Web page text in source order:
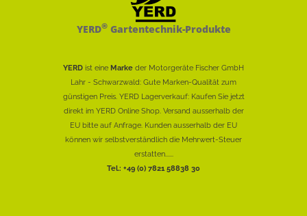
YERD®Gartentechnik-Produkte
YERD ist eine Marke der Motorgeräte Fischer GmbH
Lahr - Schwarzwald: Gute Marken-Qualität zum
günstigen Preis. YERD Lagerverkauf: Kaufen Sie jetzt
direkt im YERD Online Shop. Versand ausserhalb der
EU bitte auf Anfrage. Kunden ausserhalb der EU
können wir selbstverständlich die Mehrwert-Steuer
erstatten......
Tel.: +49 (0) 7821 58838 30